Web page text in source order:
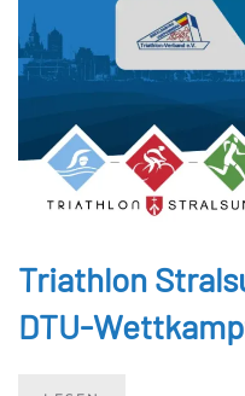
Triathlon
DTU-